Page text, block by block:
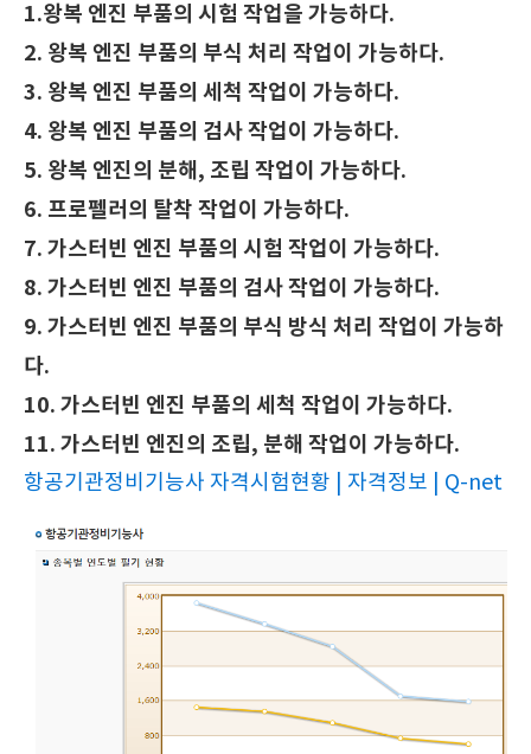
1.왕복 엔진 부품의 시험 작업을 가능하다.
2. 왕복 엔진 부품의 부식 처리 작업이 가능하다.
3. 왕복 엔진 부품의 세척 작업이 가능하다.
4. 왕복 엔진 부품의 검사 작업이 가능하다.
5. 왕복 엔진의 분해, 조립 작업이 가능하다.
6. 프로펠러의 탈착 작업이 가능하다.
7. 가스터빈 엔진 부품의 시험 작업이 가능하다.
8. 가스터빈 엔진 부품의 검사 작업이 가능하다.
9. 가스터빈 엔진 부품의 부식 방식 처리 작업이 가능하
다.
10. 가스터빈 엔진 부품의 세척 작업이 가능하다.
11. 가스터빈 엔진의 조립, 분해 작업이 가능하다.
항공기관정비기능사 자격시험현황 | 자격정보 | Q-net